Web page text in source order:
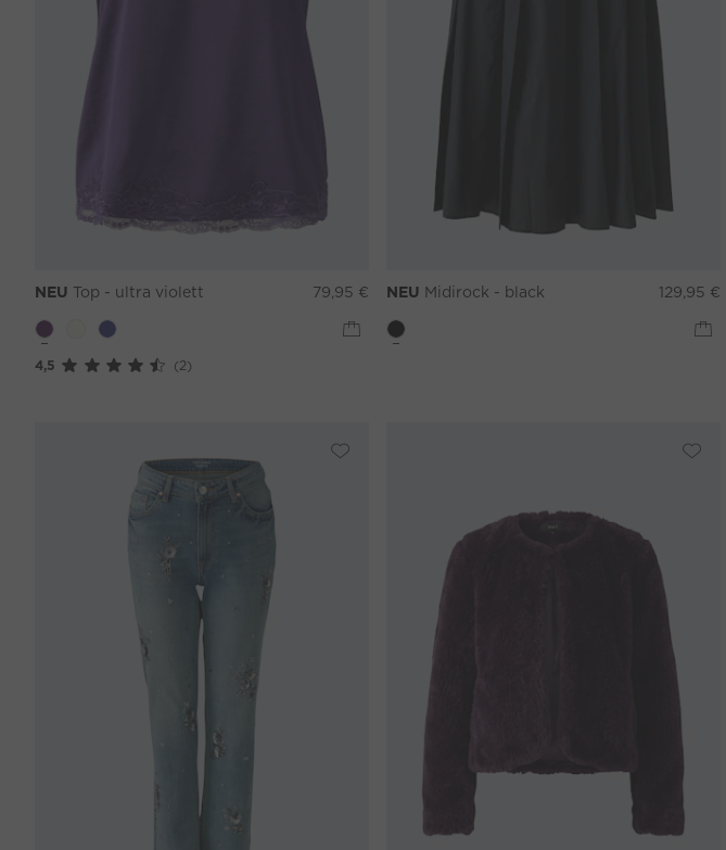
NEU Top - ultra violett 79,95 €
4,5 (2)
NEU Midirock - black 129,95 €